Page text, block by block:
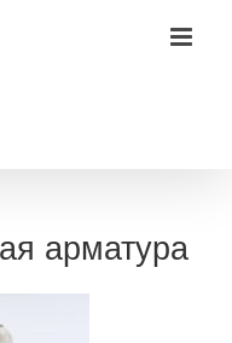
арматура